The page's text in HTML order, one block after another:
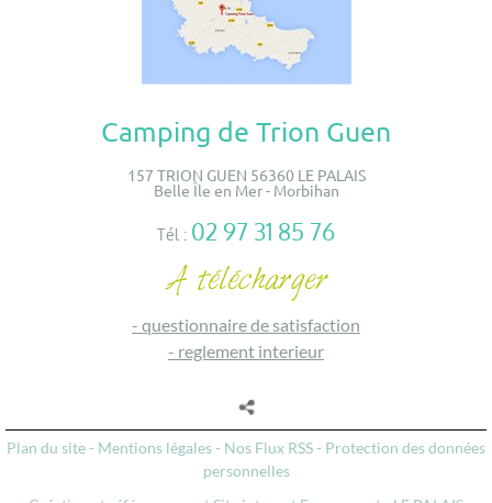
Camping de Trion Guen
157 TRION GUEN 56360 LE PALAIS
Belle Île en Mer - Morbihan
Tél : 02 97 31 85 76
- questionnaire de satisfaction
- reglement interieur
Plan du site- Mentions légales- Nos Flux RSS- Protection des données
personnelles